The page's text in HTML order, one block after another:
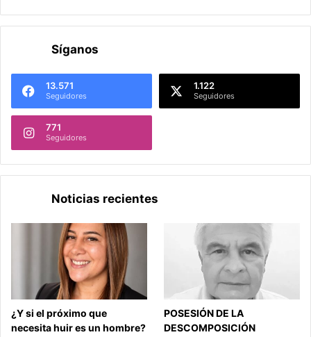
Síganos
13.571
Seguidores
1.122
Seguidores
771
Seguidores
Noticias recientes
¿Y si el próximo que
necesita huir es un hombre?
POSESIÓN DE LA
DESCOMPOSICIÓN